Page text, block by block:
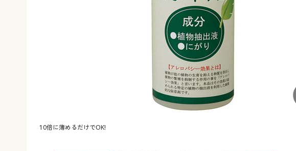
10倍に薄めるだけでOK!